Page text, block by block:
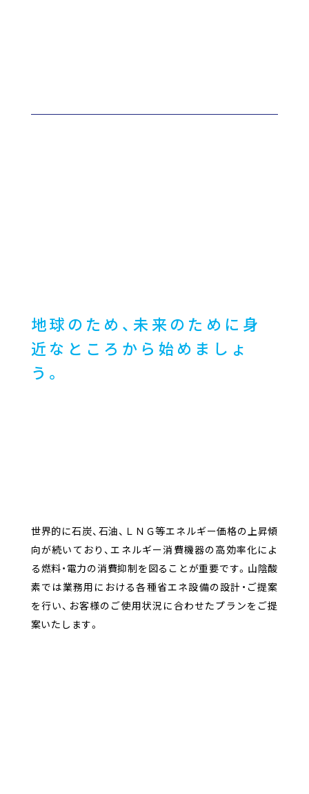
地球のため、未来のために 身
近なところから始めましょ
う。
世界的に石炭、石油、ＬＮＧ等エネルギー価格の上昇傾
向が続いており、エネルギー消費機器の高効率化によ
る燃料・電力の消費抑制を図ることが重要です。山陰酸
素では業務用における各種省エネ設備の設計・ご提案
を行い、お客様のご使用状況に合わせたプランをご提
案いたします。